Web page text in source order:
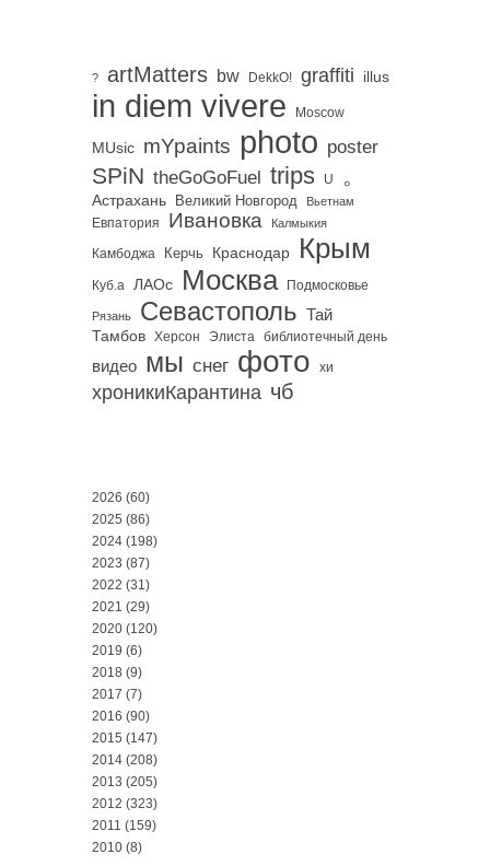
? artMatters bw DekkO! graffiti illus
in diem vivere Moscow
MUsic mYpaints photo poster
SPiN theGoGoFuel trips U 。
Астрахань Великий Новгород Вьетнам
Евпатория Ивановка Калмыкия
Камбоджа Керчь Краснодар Крым
Куб.а ЛАОс Москва Подмосковье
Рязань Севастополь Тай
Тамбов Херсон Элиста библиотечный день
видео мы снег фото хи
хроникиКарантина чб
2026 (60)
2025 (86)
2024 (198)
2023 (87)
2022 (31)
2021 (29)
2020 (120)
2019 (6)
2018 (9)
2017 (7)
2016 (90)
2015 (147)
2014 (208)
2013 (205)
2012 (323)
2011 (159)
2010 (8)